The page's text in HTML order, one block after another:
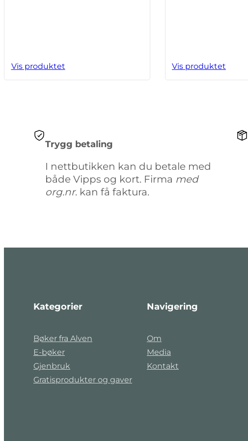
Vis produktet Vis produktet
Trygg betaling
I nettbutikken kan du betale med
både Vipps og kort. Firma med
org.nr. kan få faktura.
Kategorier
Bøker fra Alven
E-bøker
Gjenbruk
Gratisprodukter og gaver
Navigering
Om
Media
Kontakt